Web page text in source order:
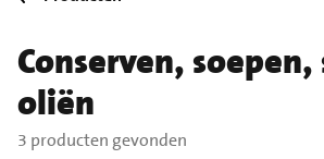
Conserven, soepen,
oliën
3 producten gevonden